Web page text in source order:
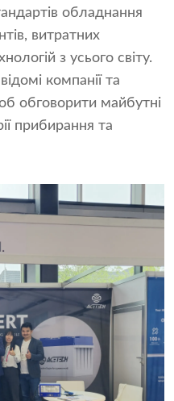
обладнання
витратних
з усього світу.
компанії та
обговорити майбутні
прибирання та